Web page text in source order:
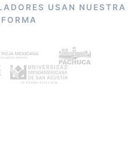
USAN NUESTRA